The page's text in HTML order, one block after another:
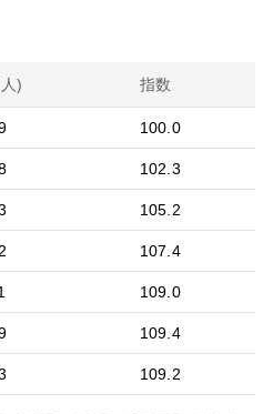
) 指数
100.0
102.3
105.2
107.4
109.0
109.4
109.2